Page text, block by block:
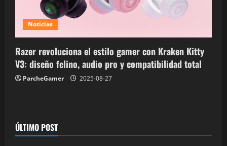
Noticias
Razer revoluciona el estilo gamer con Kraken Kitty
V3: diseño felino, audio pro y compatibilidad total
ParcheGamer 2025-08-27
ÚLTIMO POST